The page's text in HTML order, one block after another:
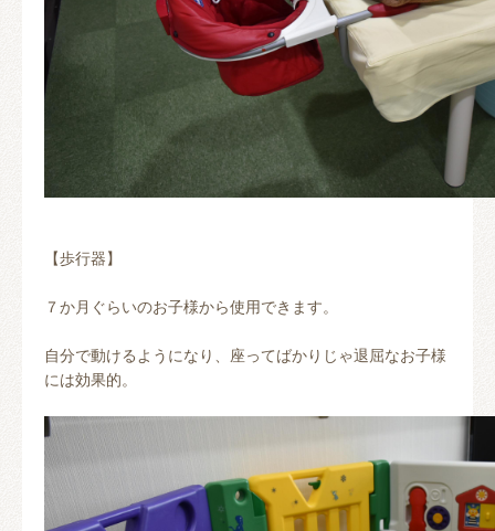
【歩行器】
７か月ぐらいのお子様から使用できます。
自分で動けるようになり、座ってばかりじゃ退屈なお子様
には効果的。